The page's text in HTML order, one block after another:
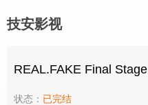
技安影视
REAL.FAKE Final Stage
状态： 已完结